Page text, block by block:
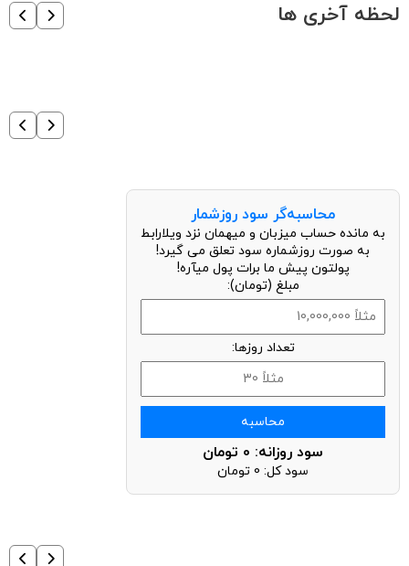
لحظه آخری ها
محاسبه‌گر سود روزشمار
به مانده حساب میزبان و میهمان نزد ویلارابط
به صورت روزشماره سود تعلق می گیرد!
پولتون پیش ما برات پول میآره!
مبلغ (تومان):
تعداد روزها:
محاسبه
سود روزانه: 0 تومان
سود کل: 0 تومان